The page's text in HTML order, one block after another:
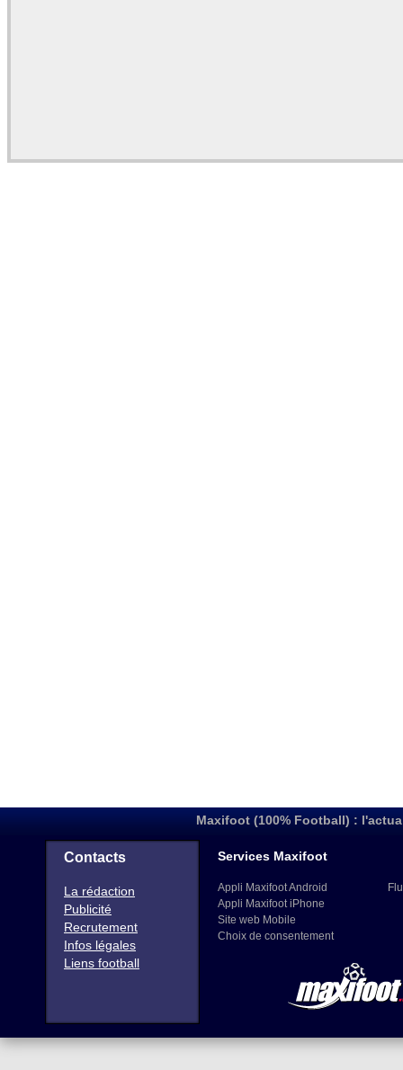
Maxifoot (100% Football) :
Contacts
La rédaction
Publicité
Recrutement
Infos légales
Liens football
Services Maxifoot
Appli Maxifoot Android
Appli Maxifoot iPhone
Site web Mobile
Choix de consentement